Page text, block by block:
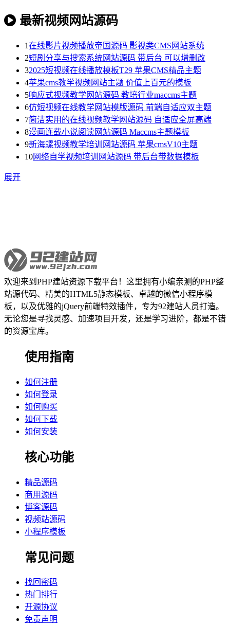
最新视频网站源码
1在线影片视频播放帝国源码 影视类CMS网站系统
2短剧分享与搜索系统网站源码 带后台 可以增删改
32025短视频在线播放模板T29 苹果CMS精品主题
4苹果cms教学视频网站主题 价值上百元的模板
5响应式视频教学网站源码 教培行业maccms主题
6仿短视频在线教学网站模版源码 前端自适应双主题
7简洁实用的在线视频教学网站源码 自适应全屏高端
8漫画连载小说阅读网站源码 Maccms主题模板
9新海螺视频教学培训网站源码 苹果cmsV10主题
10网络自学视频培训网站源码 带后台带数据模板
展开
欢迎来到PHP建站资源下载平台！这里拥有小编亲测的PHP整
站源代码、精美的HTML5静态模板、卓越的微信小程序模
板，以及优雅的jQuery前端特效插件，专为92建站人员打造。
无论您是寻找灵感、加速项目开发，还是学习进阶，都是不错
的资源宝库。
使用指南
如何注册
如何登录
如何购买
如何下载
如何安装
核心功能
精品源码
商用源码
博客源码
视频站源码
小程序模板
常见问题
找回密码
热门排行
开源协议
免责声明